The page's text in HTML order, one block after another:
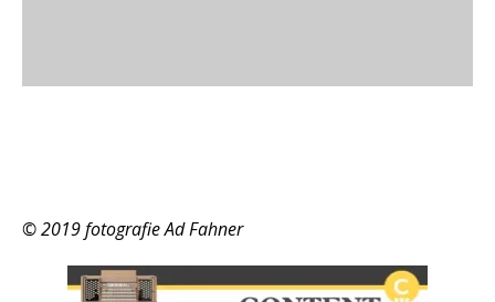
© 2019 fotografie Ad Fahner